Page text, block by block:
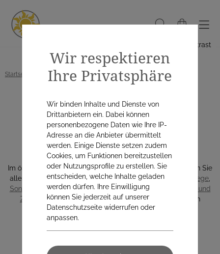
Hoher Kontrast
Startseite Alle Produkte Kosmetik & Körperpflege
Kosmetik &
Körperpflege
Im österreichischennaturapo Apotheken Online Shop
finden Sie
alles, was Sie für Ihr Körperhygiene brauchen. Von
Haarpflege
SonnenschutzProdukten,Produkten für Ihre Mundhygiene und
Zahnpflegebis hin zurdekorativen Kosmetik
. Jetz gleich
bestellen!
KATEGORIEN
Wir respektieren
Ihre Privatsphäre
Wir binden Inhalte und Dienste von
Drittanbietern ein. Dabei können
personenbezogene Daten wie Ihre IP-
Adresse an die Anbieter übermittelt
werden. Einige Dienste setzen zudem
Cookies, um Funktionen bereitzustellen
oder Nutzungsprofile zu erstellen. Sie
entscheiden, welche Inhalte geladen
werden dürfen. Ihre Einwilligung
können Sie jederzeit auf unserer
Datenschutzseite widerrufen oder
anpassen.